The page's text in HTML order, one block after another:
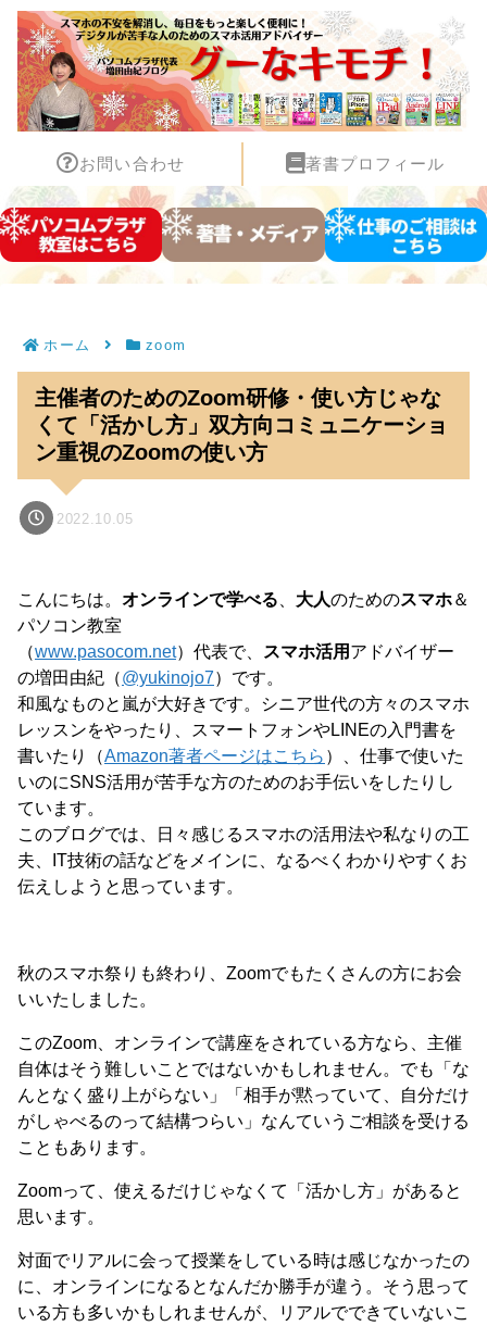
お問い合わせ 著書プロフィール
ホーム zoom
主催者のためのZoom研修・使い方じゃな
くて「活かし方」双方向コミュニケーショ
ン重視のZoomの使い方
2022.10.05
こんにちは。 オンラインで学べる 大人のためのスマホ＆
パソコン教室
（www.pasocom.net）代表で、 スマホ活用 アドバイザー
の増田由紀（@yukinojo7）です。
和風なものと嵐が大好きです。シニア世代の方々のスマホ
レッスンをやったり、スマートフォンやLINEの入門書を
書いたり（Amazon著者ページはこちら ）、仕事で使いた
いのにSNS活用が苦手な方のためのお手伝いをしたりし
ています。
このブログでは、日々感じるスマホの活用法や私なりの工
夫、IT技術の話などをメインに、なるべくわかりやすくお
伝えしようと思っています。
秋のスマホ祭りも終わり、Zoomでもたくさんの方にお会
いいたしました。
このZoom、オンラインで講座をされている方なら、主催
自体はそう難しいことではないかもしれません。でも「な
んとなく盛り上がらない」「相手が黙っていて、自分だけ
がしゃべるのって結構つらい」なんていうご相談を受ける
こともあります。
Zoomって、使えるだけじゃなくて「活かし方」があると
思います。
対面でリアルに会って授業をしている時は感じなかったの
に、オンラインになるとなんだか勝手が違う。そう思って
いる方も多いかもしれませんが、リアルでできていないこ